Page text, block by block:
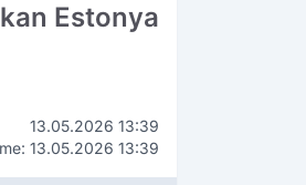
Estonya
13.05.2026 13:39
13.05.2026 13:39